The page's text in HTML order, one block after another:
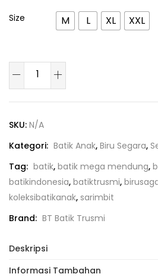
Size M L XL XXL
SKU: N/A
Kategori: Batik Anak, Biru Segara,
Tag: batik, batik mega mendung,
batikindonesia, batiktrusmi,
koleksibatikanak, sarimbit
Brand: BT Batik Trusmi
Deskripsi
Informasi Tambahan